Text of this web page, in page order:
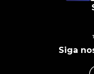
Siga